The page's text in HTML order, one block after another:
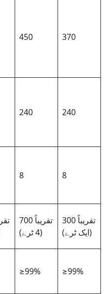
450 370
240 240
8 8
تقریباً 700
(4 ٹرے)
تقریباً 300
(ایک ٹرے)
≥99% ≥99%